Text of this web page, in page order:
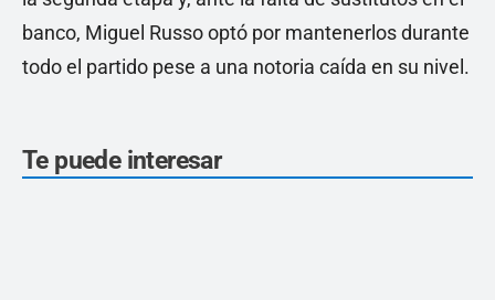
banco, Miguel Russo optó por mantenerlos durante
todo el partido pese a una notoria caída en su nivel.
Te puede interesar